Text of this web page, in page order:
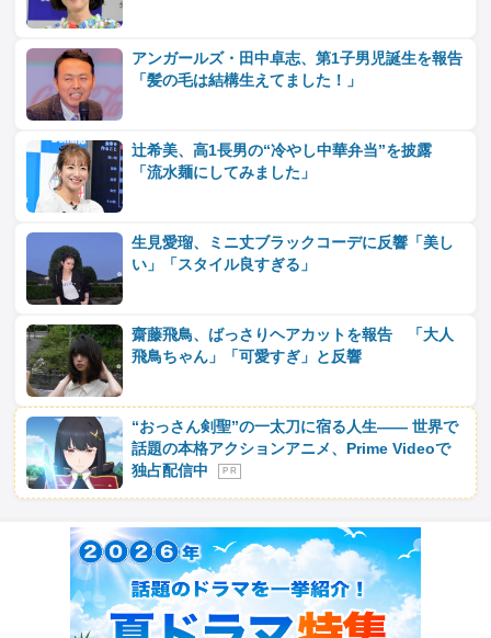
アンガールズ・田中卓志、第1子男児誕生を報告
「髪の毛は結構生えてました！」
辻希美、高1長男の“冷やし中華弁当”を披露
「流水麺にしてみました」
生見愛瑠、ミニ丈ブラックコーデに反響「美し
い」「スタイル良すぎる」
齋藤飛鳥、ばっさりヘアカットを報告 「大人
飛鳥ちゃん」「可愛すぎ」と反響
“おっさん剣聖”の一太刀に宿る人生―― 世界で
話題の本格アクションアニメ、Prime Videoで
独占配信中
P R